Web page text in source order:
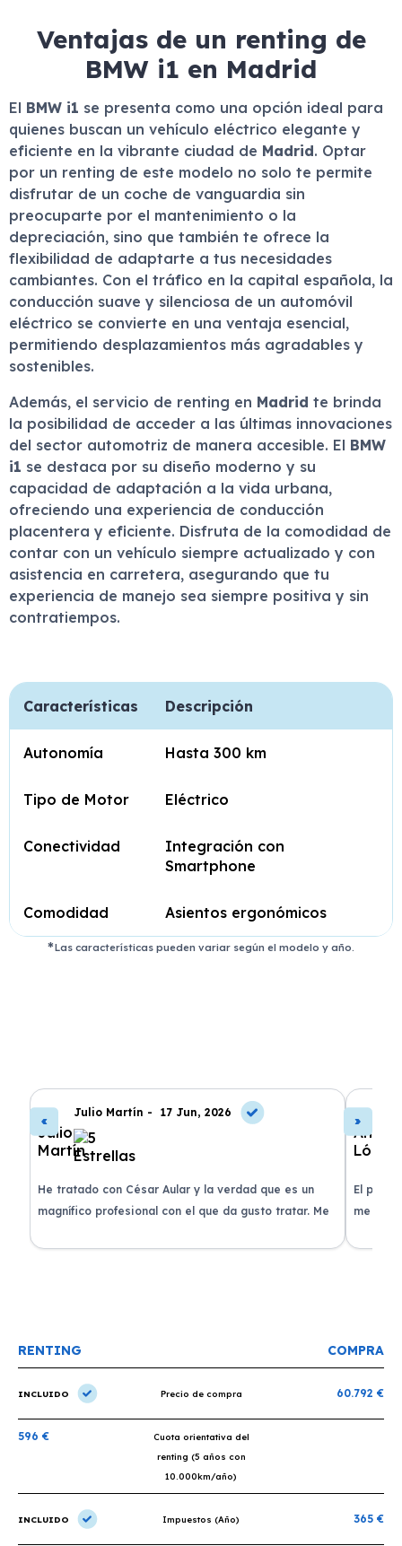
Ventajas de un renting de
BMW i1 en Madrid
El BMW i1 se presenta como una opción ideal para
quienes buscan un vehículo eléctrico elegante y
eficiente en la vibrante ciudad de Madrid. Optar
por un renting de este modelo no solo te permite
disfrutar de un coche de vanguardia sin
preocuparte por el mantenimiento o la
depreciación, sino que también te ofrece la
flexibilidad de adaptarte a tus necesidades
cambiantes. Con el tráfico en la capital española, la
conducción suave y silenciosa de un automóvil
eléctrico se convierte en una ventaja esencial,
permitiendo desplazamientos más agradables y
sostenibles.
Además, el servicio de renting en Madrid te brinda
la posibilidad de acceder a las últimas innovaciones
del sector automotriz de manera accesible. El BMW
i1 se destaca por su diseño moderno y su
capacidad de adaptación a la vida urbana,
ofreciendo una experiencia de conducción
placentera y eficiente. Disfruta de la comodidad de
contar con un vehículo siempre actualizado y con
asistencia en carretera, asegurando que tu
experiencia de manejo sea siempre positiva y sin
contratiempos.
Características Descripción
Autonomía Hasta 300 km
Tipo de Motor Eléctrico
Conectividad
Integración con
Smartphone
Comodidad Asientos ergonómicos
Las características pueden variar según el modelo y año.
Julio Martín - 17 Jun, 2026
He tratado con César Aular y la verdad que es un
magnífico profesional con el que da gusto tratar. Me
recomiendo un montón, muchas gracias!
El
me
plazo
RENTING COMPRA
INCLUIDO Precio de compra 60.792 €
596 €
Cuota orientativa del
renting (5 años con
10.000km/año)
INCLUIDO Impuestos (Año) 365 €